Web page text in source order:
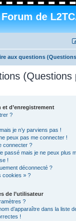
de
aux questions
(Questions
d’enregistrement
?
je n’y parviens pas !
peux pas me connecter !
connecter ?
passé mais je ne peux plus
!
déconnecté ?
cookies » ?
de l’utilisateur
?
d’apparaître dans la liste
!